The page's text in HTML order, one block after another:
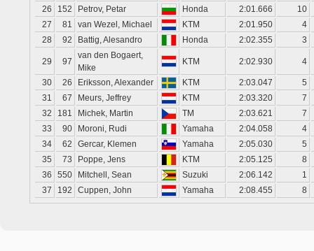
26
152 Petrov, Petar Honda 2:01.666
10
27
81 van Wezel, Michael KTM 2:01.950
4
28
92 Battig, Alesandro Honda 2:02.355 3
29 97
van den Bogaert,
Mike
KTM 2:02.930 4
30 26 Eriksson, Alexander KTM 2:03.047
5
31
67 Meurs, Jeffrey KTM 2:03.320
7
32
181 Michek, Martin TM 2:03.621
7
33
90 Moroni, Rudi Yamaha 2:04.058
4
34
62 Gercar, Klemen Yamaha 2:05.030
5
35
73 Poppe, Jens KTM 2:05.125
8
36
550 Mitchell, Sean Suzuki 2:06.142
1
37
192 Cuppen, John Yamaha 2:08.455 8